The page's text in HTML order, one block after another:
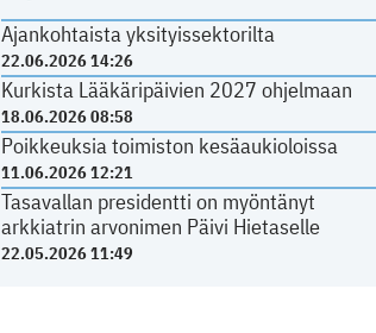
Ajankohtaista yksityissektorilta
22.06.2026 14:26
Kurkista Lääkäripäivien 2027 ohjelmaan
18.06.2026 08:58
Poikkeuksia toimiston kesäaukioloissa
11.06.2026 12:21
Tasavallan presidentti on myöntänyt
arkkiatrin arvonimen Päivi Hietaselle
22.05.2026 11:49